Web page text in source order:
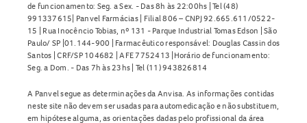
de funcionamento: Seg. a Sex. - Das 8h às 22:00hs | Tel (48)
991337615| Panvel Farmácias | Filial 806 – CNPJ 92.665.611/0522-
15 | Rua Inocêncio Tobias, nº 131 - Parque Industrial Tomas Edson | São
Paulo/ SP |01.144-900 | Farmacêutico responsável: Douglas Cassin dos
Santos | CRF/SP 104682 | AFE 7752413 |Horário de funcionamento:
Seg. a Dom. - Das 7h às 23hs | Tel (11) 943826814
A Panvel segue as determinações da Anvisa. As informações contidas
neste site não devem ser usadas para automedicação e não substituem,
em hipótese alguma, as orientações dadas pelo profissional da área